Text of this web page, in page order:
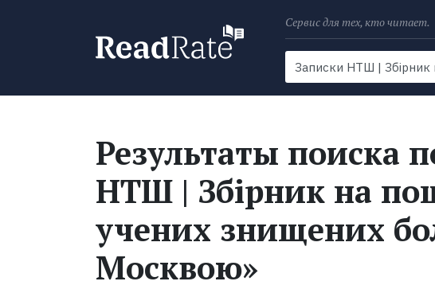
Сервис для тех, кто читает.
Поиск
Новости
Результаты поиска
НТШ | Збірник на
учених знищених
Москвою»